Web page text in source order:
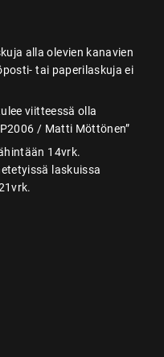
alla olevien kanavien
tai paperilaskuja ei
viitteessä olla
/ Matti Möttönen”
14vrk.
laskuissa